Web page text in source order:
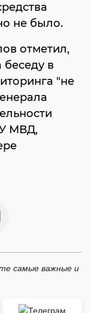
не было.
отметил,
беседу в
"не
МВД,
самые важные и